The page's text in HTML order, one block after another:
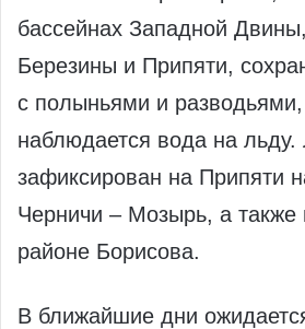
бассейнах Западной
Березины и Припяти,
с полыньями и
наблюдается вода на
зафиксирован на Припяти
Черничи – Мозырь, а также
районе Борисова.
В ближайшие дни